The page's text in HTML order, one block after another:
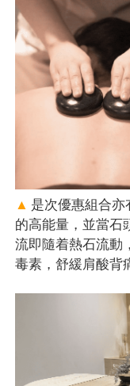
▲ 是次優惠組合
的高能量，並當石
流即隨着熱石流動
毒素，舒緩肩酸背